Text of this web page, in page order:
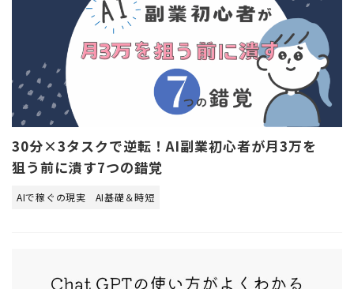
30分×3タスクで逆転！AI副業初心者が月3万を
狙う前に潰す7つの錯覚
AIで稼ぐの現実 AI基礎＆時短